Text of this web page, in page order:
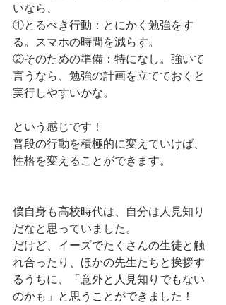
いなら、
①とるべき行動：とにかく勉強をす
る。スマホの時間を減らす。
②そのための準備：特になし。強いて
言うなら、勉強の計画を立てておくと
実行しやすいかな。
という感じです！
普段の行動を積極的に変えていけば、
性格を変えることができます。
僕自身も高校時代は、自分は人見知り
だなと思っていました。
だけど、イーズでたくさんの生徒と触
れ合ったり、ほかの先生たちと挨拶す
るうちに、「意外と人見知りでもない
のかも」と思うことができました！